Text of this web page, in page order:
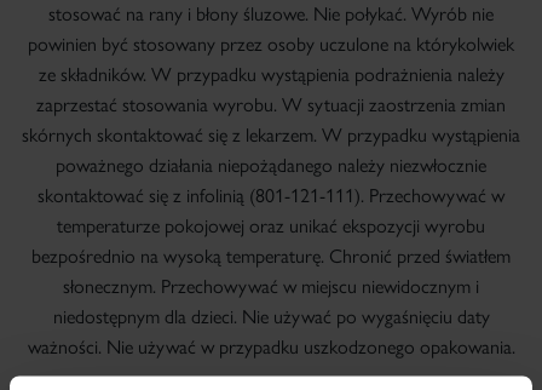
stosować na rany i błony śluzowe. Nie połykać. Wyrób nie
powinien być stosowany przez osoby uczulone na którykolwiek
ze składników. W przypadku wystąpienia podrażnienia należy
zaprzestać stosowania wyrobu. W sytuacji zaostrzenia zmian
skórnych skontaktować się z lekarzem. W przypadku wystąpienia
poważnego działania niepożądanego należy niezwłocznie
skontaktować się z infolinią (801-121-111). Przechowywać w
temperaturze pokojowej oraz unikać ekspozycji wyrobu
bezpośrednio na wysoką temperaturę. Chronić przed światłem
słonecznym. Przechowywać w miejscu niewidocznym i
niedostępnym dla dzieci. Nie używać po wygaśnięciu daty
ważności. Nie używać w przypadku uszkodzonego opakowania.